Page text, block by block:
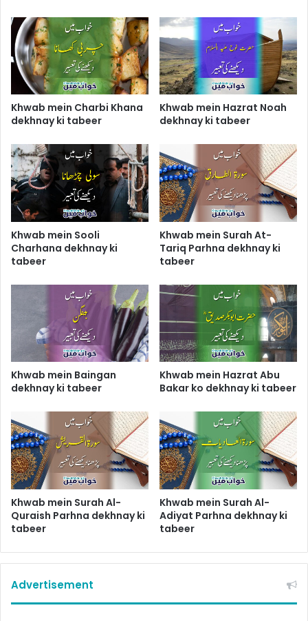
Khwab mein Charbi Khana
dekhnay ki tabeer
Khwab mein Hazrat Noah
dekhnay ki tabeer
Khwab mein Sooli
Charhana dekhnay ki
tabeer
Khwab mein Surah At-
Tariq Parhna dekhnay ki
tabeer
Khwab mein Baingan
dekhnay ki tabeer
Khwab mein Hazrat Abu
Bakar ko dekhnay ki tabeer
Khwab mein Surah Al-
Quraish Parhna dekhnay ki
tabeer
Khwab mein Surah Al-
Adiyat Parhna dekhnay ki
tabeer
Advertisement